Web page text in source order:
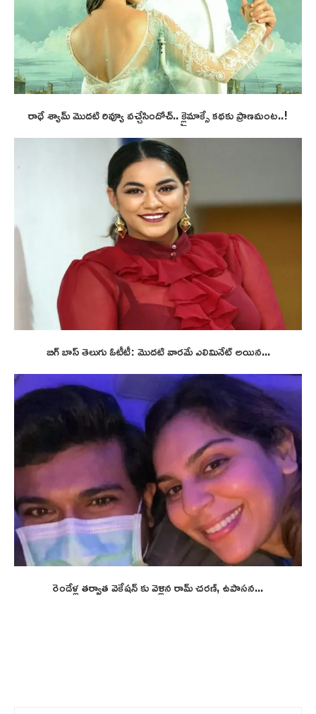
రాధే శ్యామ్ మొదటి రివ్యూ వచ్చేసిందోచ్.. క్లైమాక్సే కథకు ప్రాణమంట..!
బిగ్ బాస్ తెలుగు ఓటీటీ: మొదటి వారమే ఎలిమినేట్ అయిన...
రెండేళ్ల తర్వాత వెకేషన్ కు వెళ్లిన రామ్ చరణ్, ఉపాసన...